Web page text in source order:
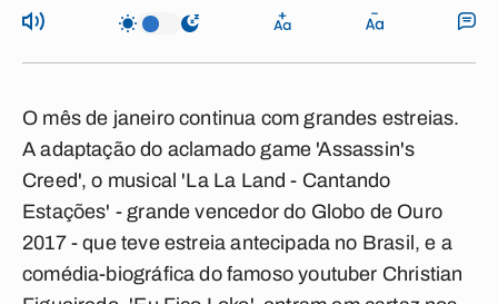
O mês de janeiro continua com grandes estreias.
A adaptação do aclamadogame 'Assassin's
Creed', o musical 'La La Land - Cantando
Estações' - grande vencedor do Globo de Ouro
2017- que teve estreia antecipada no Brasil, e a
comédia-biográfica do famosoyoutuber Christian